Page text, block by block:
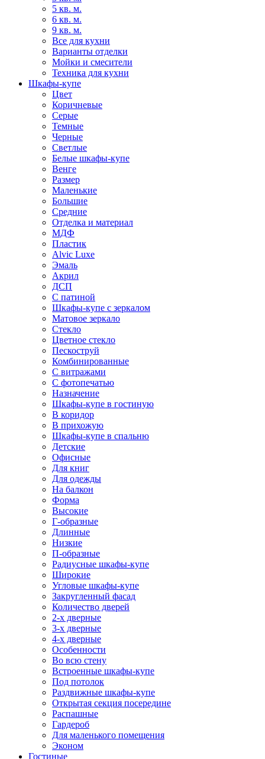
5 кв. м.
6 кв. м.
9 кв. м.
Все для кухни
Варианты отделки
Мойки и смесители
Техника для кухни
Шкафы-купе
Цвет
Коричневые
Серые
Темные
Черные
Светлые
Белые шкафы-купе
Венге
Размер
Маленькие
Большие
Средние
Отделка и материал
МДФ
Пластик
Alvic Luxe
Эмаль
Акрил
ДСП
С патиной
Шкафы-купе с зеркалом
Матовое зеркало
Стекло
Цветное стекло
Пескоструй
Комбинированные
С витражами
С фотопечатью
Назначение
Шкафы-купе в гостиную
В коридор
В прихожую
Шкафы-купе в спальню
Детские
Офисные
Для книг
Для одежды
На балкон
Форма
Высокие
Г-образные
Длинные
Низкие
П-образные
Радиусные шкафы-купе
Широкие
Угловые шкафы-купе
Закругленный фасад
Количество дверей
2-х дверные
3-х дверные
4-х дверные
Особенности
Во всю стену
Встроенные шкафы-купе
Под потолок
Раздвижные шкафы-купе
Открытая секция посередине
Распашные
Гардероб
Для маленького помещения
Эконом
Гостиные